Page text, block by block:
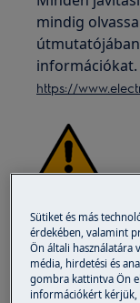
mindig
információkat.
https://
Mielőtt
műveletet
húzza ki a
Sütiket és más
érdekében, valamint
Ön általi használatára
média, hirdetési és
gombra kattintva Ön
információkért kérjük,